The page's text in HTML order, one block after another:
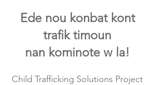
Ede nou konbat kont
trafik timoun
nan kominote w la!
Child Trafficking Solutions Project